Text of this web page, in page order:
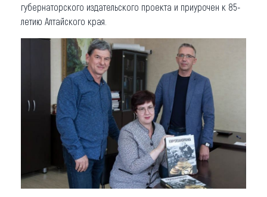
губернаторского издательского проекта и приурочен к 85-
летию Алтайского края.